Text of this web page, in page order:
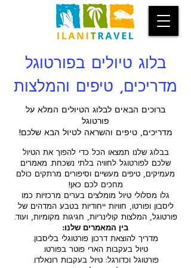
בלוג טיולים בפורטוגל
מדריכים, טיפים והמלצות
ברוכים הבאים לבלוג הטיולים המלא על
פורטוגל
מדריכים, טיפים והשראה לטיול הבא שלכם!
בבלוג שלנו תמצאו הכל כדי להפוך את הטיול
שלכם לפורטוגל לחוויה בלתי נשכחת. מאמרים
מעמיקים, טיפים מעשיים וסיפורים מרתקים כולם
מחכים לכם כאן!
גלו מסלולי טיול מומלצים בערים מרכזיות כמו
ליסבון ופורטו, חוויות ייחודיות בטבע המדהים של
פורטוגל, המלצות קולינריות, חגיגות מקומיות, ועוד.
בין המאמרים שלנו:
מדריך להוצאת דרכון פורטוגלי בליסבון.
טיול בעקבות הארי פוטר בפורטו.
פורטוגל וכדורגל: טיול בעקבות רונאלדו.